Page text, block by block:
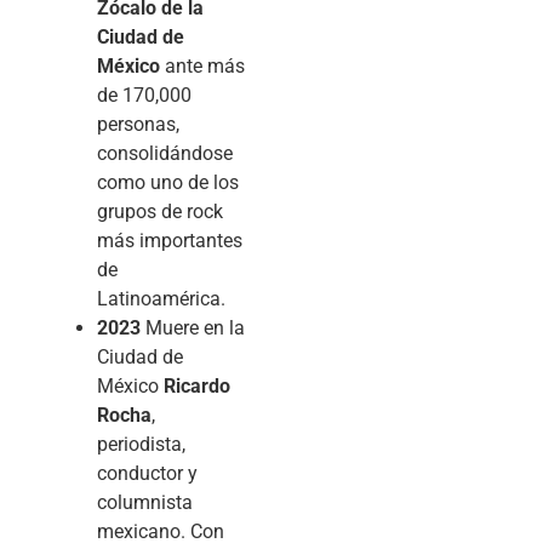
Zócalo de la
Ciudad de
México ante más
de 170,000
personas,
consolidándose
como uno de los
grupos de rock
más importantes
de
Latinoamérica.
2023 Muere en la
Ciudad de
México Ricardo
Rocha,
periodista,
conductor y
columnista
mexicano. Con